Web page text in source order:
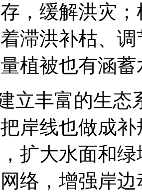
，缓解洪灾
滞洪补枯、
植被也有涵
立丰富的生态
岸线也做成
扩大水面和
络，增强岸